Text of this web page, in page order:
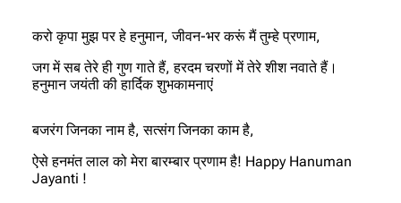
करो कृपा मुझ पर हे हनुमान, जीवन-भर करूं मैं तुम्हे प्रणाम,
जग में सब तेरे ही गुण गाते हैं, हरदम चरणों में तेरे शीश नवाते हैं।
हनुमान जयंती की हार्दिक शुभकामनाएं
बजरंग जिनका नाम है, सत्संग जिनका काम है,
ऐसे हनमंत लाल को मेरा बारम्बार प्रणाम है! Happy Hanuman
Jayanti !